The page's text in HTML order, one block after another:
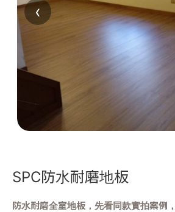
‹
SPC防水耐磨地板
防水耐磨全室地板，先看同款實拍案例，